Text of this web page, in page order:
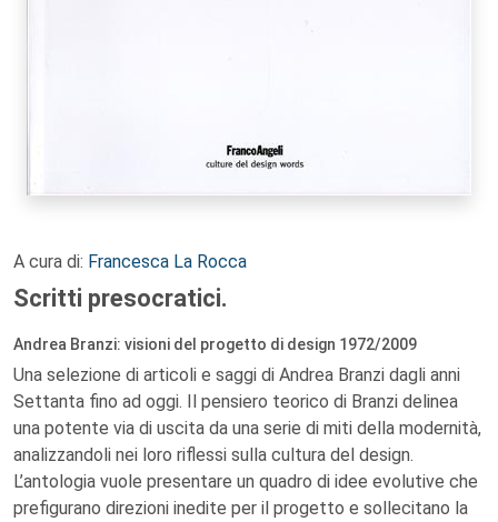
A cura di: Francesca La Rocca
Scritti presocratici.
Andrea Branzi: visioni del progetto di design 1972/2009
Una selezione di articoli e saggi di Andrea Branzi dagli anni
Settanta fino ad oggi. Il pensiero teorico di Branzi delinea
una potente via di uscita da una serie di miti della modernità,
analizzandoli nei loro riflessi sulla cultura del design.
L’antologia vuole presentare un quadro di idee evolutive che
prefigurano direzioni inedite per il progetto e sollecitano la